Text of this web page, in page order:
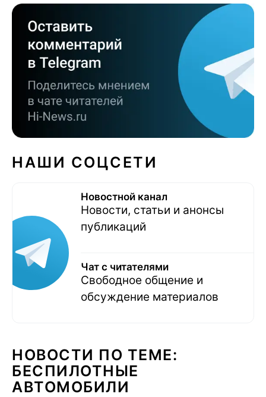
НАШИ СОЦСЕТИ
Новостной канал
Новости, статьи и анонсы
публикаций
Чат с читателями
Свободное общение и
обсуждение материалов
НОВОСТИ ПО ТЕМЕ:
БЕСПИЛОТНЫЕ
АВТОМОБИЛИ